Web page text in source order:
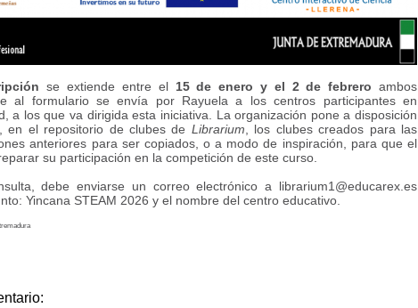
se extiende entre el 15 de enero y el 2 de febrero ambos
al formulario se envía por Rayuela a los centros participantes en
a los que va dirigida esta iniciativa. La organización pone a disposición
en el repositorio de clubes de Librarium , los clubes creados para las
anteriores para ser copiados, o a modo de inspiración, para que el
su participación en la competición de este curso.
debe enviarse un correo electrónico a librarium1@educarex.es
Yincana STEAM 2026 y el nombre del centro educativo.